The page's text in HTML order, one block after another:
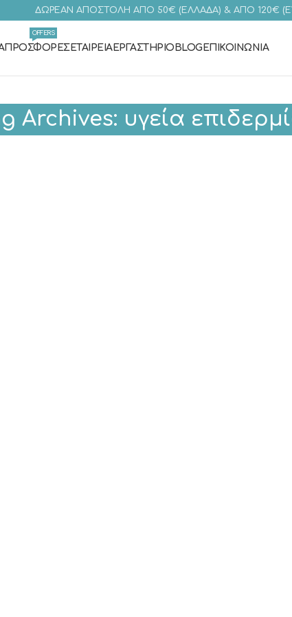
ΔΩΡΕΑΝ ΑΠΟΣΤΟΛΗ ΑΠΟ 50€ (ΕΛΛΑΔΑ) & ΑΠΟ 120€
ΠΡΟΣΦΟΡΈΣ
OFFERS
ΕΤΑΙΡΕΊΑΕΡΓΑΣΤΉΡΙΟ BLOG ΕΠΙΚΟΙΝΩΝΊΑ
Archives: υγεία